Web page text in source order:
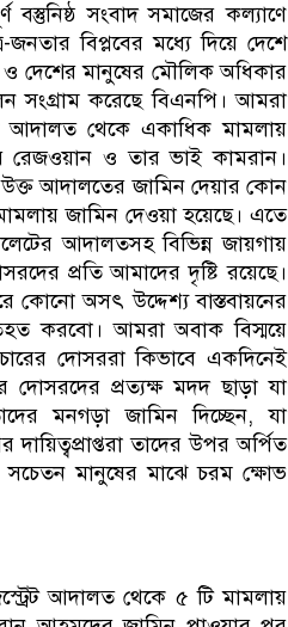
সংবাদ সমাজের কল্যাণে
বিপ্লবের মধ্যে দিয়ে দেশে
ও দেশের মানুষের মৌলিক অধিকার
সংগ্রাম করেছে বিএনপি। আমরা
আদালত থেকে একাধিক মামলায়
রেজওয়ান ও তার ভাই কামরান।
আদালতের জামিন দেয়ার কোন
জামিন দেওয়া হয়েছে। এতে
আদালতসহ বিভিন্ন জায়গায়
প্রতি আমাদের দৃষ্টি রয়েছে।
কোনো অসৎ উদ্দেশ্য বাস্তবায়নের
করবো। আমরা অবাক বিস্ময়ে
দোসররা কিভাবে একদিনেই
দোসরদের প্রত্যক্ষ মদদ ছাড়া যা
মনগড়া জামিন দিচ্ছেন, যা
তাদের উপর অর্পিত
সচেতন মানুষের মাঝে চরম ক্ষোভ
আদালত থেকে ৫ টি মামলায়